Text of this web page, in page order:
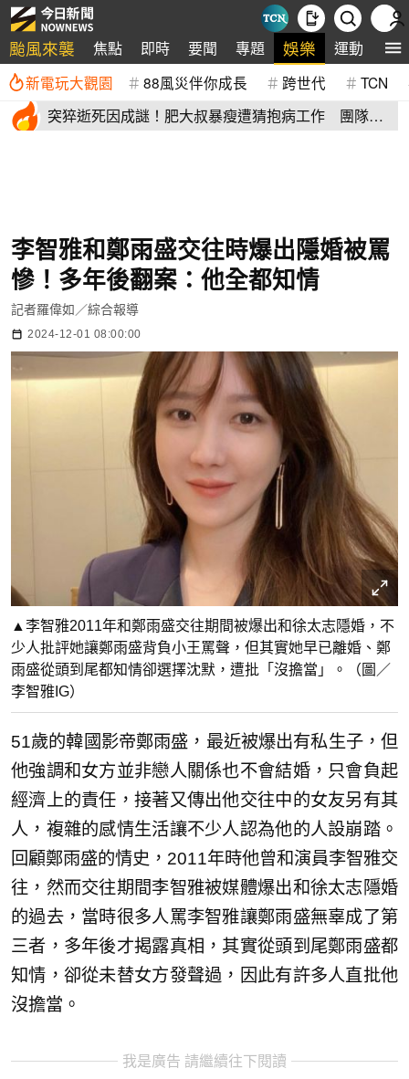
颱風來襲 焦點 即時 要聞 專題 娛樂 運動 全
新電玩大觀園 88風災伴你成長 跨世代 TCN
突猝逝死因成謎！肥大叔暴瘦遭猜抱病工作 團隊宣
李智雅和鄭雨盛交往時爆出隱婚被罵
慘！多年後翻案：他全都知情
記者羅偉如／綜合報導
2024-12-01 08:00:00
▲李智雅2011年和鄭雨盛交往期間被爆出和徐太志隱婚，不
少人批評她讓鄭雨盛背負小王罵聲，但其實她早已離婚、鄭
雨盛從頭到尾都知情卻選擇沈默，遭批「沒擔當」。（圖／
李智雅IG）
51歲的韓國影帝鄭雨盛，最近被爆出有私生子，但
他強調和女方並非戀人關係也不會結婚，只會負起
經濟上的責任，接著又傳出他交往中的女友另有其
人，複雜的感情生活讓不少人認為他的人設崩踏。
回顧鄭雨盛的情史，2011年時他曾和演員李智雅交
往，然而交往期間李智雅被媒體爆出和徐太志隱婚
的過去，當時很多人罵李智雅讓鄭雨盛無辜成了第
三者，多年後才揭露真相，其實從頭到尾鄭雨盛都
知情，卻從未替女方發聲過，因此有許多人直批他
沒擔當。
我是廣告 請繼續往下閱讀